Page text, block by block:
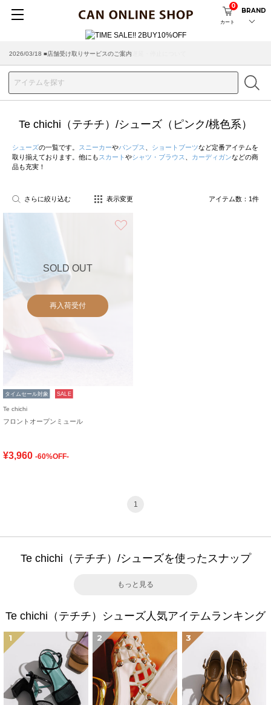
カート
0
BRAND
2026/03/18 ■店舗受け取りサービスのご案内
Te chichi（テチチ）/シューズ（ピンク/桃色系）
シューズの一覧です。 スニーカーやパンプス ショートブーツなど定番アイテムを
取り揃えております。他にも スカート やシャツ・ブラウス カーディガンなどの商
品も充実！
さらに絞り込む 表示変更 アイテム数： 1件
SOLD OUT
再入荷受付
タイムセール対象 SALE
Te chichi
フロントオープンミュール
¥3,960 -60%OFF-
1
Te chichi（テチチ）/シューズを使ったスナップ
もっと見る
Te chichi（テチチ）シューズ人気アイテムランキング
1 2 3